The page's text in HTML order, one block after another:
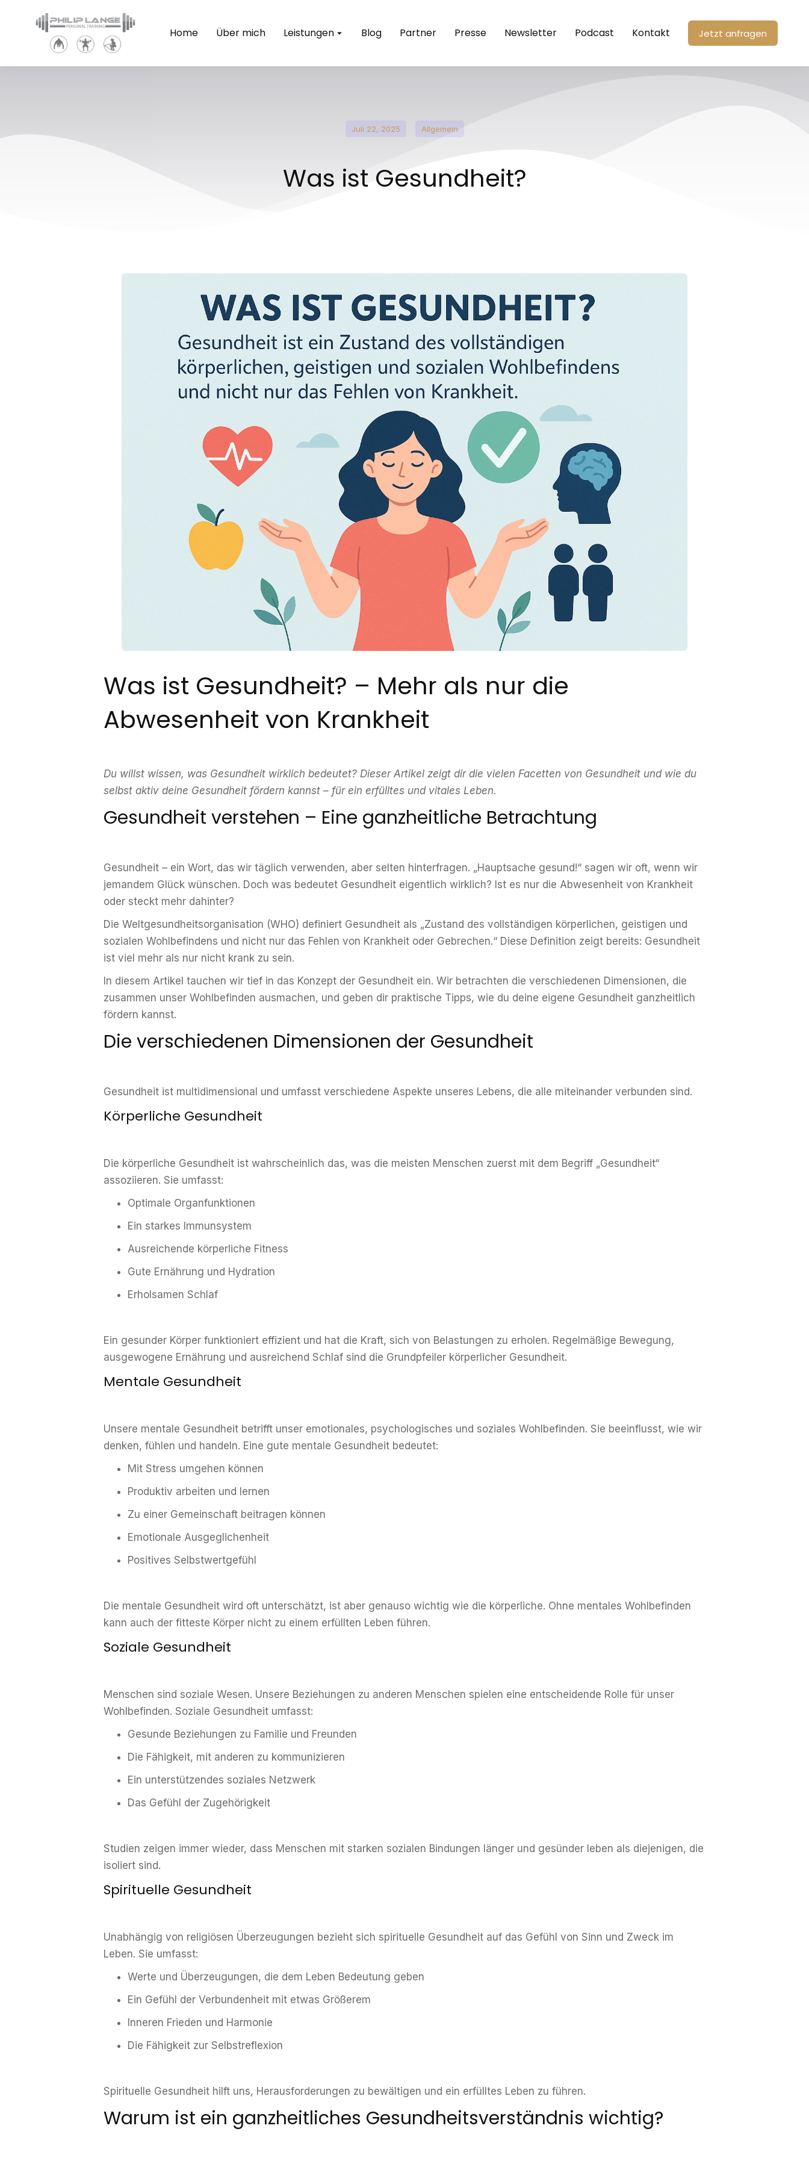
Home Über mich Leistungen Blog Partner Presse Newsletter Podcast Kontakt Jetzt anfragen
Juli 22, 2025 Allgemein
Was ist Gesundheit?
Was ist Gesundheit? – Mehr als nur die
Abwesenheit von Krankheit
Du willst wissen, was Gesundheit wirklich bedeutet? Dieser Artikel zeigt dir die vielen Facetten von Gesundheit und wie du
selbst aktiv deine Gesundheit fördern kannst – für ein erfülltes und vitales Leben.
Gesundheit verstehen – Eine ganzheitliche Betrachtung
Gesundheit – ein Wort, das wir täglich verwenden, aber selten hinterfragen. „Hauptsache gesund!“ sagen wir oft, wenn wir
jemandem Glück wünschen. Doch was bedeutet Gesundheit eigentlich wirklich? Ist es nur die Abwesenheit von Krankheit
oder steckt mehr dahinter?
Die Weltgesundheitsorganisation (WHO) definiert Gesundheit als „Zustand des vollständigen körperlichen, geistigen und
sozialen Wohlbefindens und nicht nur das Fehlen von Krankheit oder Gebrechen.“ Diese Definition zeigt bereits: Gesundheit
ist viel mehr als nur nicht krank zu sein.
In diesem Artikel tauchen wir tief in das Konzept der Gesundheit ein. Wir betrachten die verschiedenen Dimensionen, die
zusammen unser Wohlbefinden ausmachen, und geben dir praktische Tipps, wie du deine eigene Gesundheit ganzheitlich
fördern kannst.
Die verschiedenen Dimensionen der Gesundheit
Gesundheit ist multidimensional und umfasst verschiedene Aspekte unseres Lebens, die alle miteinander verbunden sind.
Körperliche Gesundheit
Die körperliche Gesundheit ist wahrscheinlich das, was die meisten Menschen zuerst mit dem Begriff „Gesundheit“
assoziieren. Sie umfasst:
Optimale Organfunktionen
Ein starkes Immunsystem
Ausreichende körperliche Fitness
Gute Ernährung und Hydration
Erholsamen Schlaf
Ein gesunder Körper funktioniert effizient und hat die Kraft, sich von Belastungen zu erholen. Regelmäßige Bewegung,
ausgewogene Ernährung und ausreichend Schlaf sind die Grundpfeiler körperlicher Gesundheit.
Mentale Gesundheit
Unsere mentale Gesundheit betrifft unser emotionales, psychologisches und soziales Wohlbefinden. Sie beeinflusst, wie wir
denken, fühlen und handeln. Eine gute mentale Gesundheit bedeutet:
Mit Stress umgehen können
Produktiv arbeiten und lernen
Zu einer Gemeinschaft beitragen können
Emotionale Ausgeglichenheit
Positives Selbstwertgefühl
Die mentale Gesundheit wird oft unterschätzt, ist aber genauso wichtig wie die körperliche. Ohne mentales Wohlbefinden
kann auch der fitteste Körper nicht zu einem erfüllten Leben führen.
Soziale Gesundheit
Menschen sind soziale Wesen. Unsere Beziehungen zu anderen Menschen spielen eine entscheidende Rolle für unser
Wohlbefinden. Soziale Gesundheit umfasst:
Gesunde Beziehungen zu Familie und Freunden
Die Fähigkeit, mit anderen zu kommunizieren
Ein unterstützendes soziales Netzwerk
Das Gefühl der Zugehörigkeit
Studien zeigen immer wieder, dass Menschen mit starken sozialen Bindungen länger und gesünder leben als diejenigen, die
isoliert sind.
Spirituelle Gesundheit
Unabhängig von religiösen Überzeugungen bezieht sich spirituelle Gesundheit auf das Gefühl von Sinn und Zweck im
Leben. Sie umfasst:
Werte und Überzeugungen, die dem Leben Bedeutung geben
Ein Gefühl der Verbundenheit mit etwas Größerem
Inneren Frieden und Harmonie
Die Fähigkeit zur Selbstreflexion
Spirituelle Gesundheit hilft uns, Herausforderungen zu bewältigen und ein erfülltes Leben zu führen.
Warum ist ein ganzheitliches Gesundheitsverständnis wichtig?